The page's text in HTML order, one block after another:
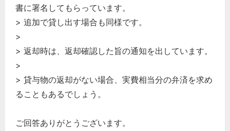
書に署名してもらっています。
> 追加で貸し出す場合も同様です。
>
> 返却時は、返却確認した旨の通知を出しています。
>
> 貸与物の返却がない場合、実費相当分の弁済を求め
ることもあるでしょう。
ご回答ありがとうございます。